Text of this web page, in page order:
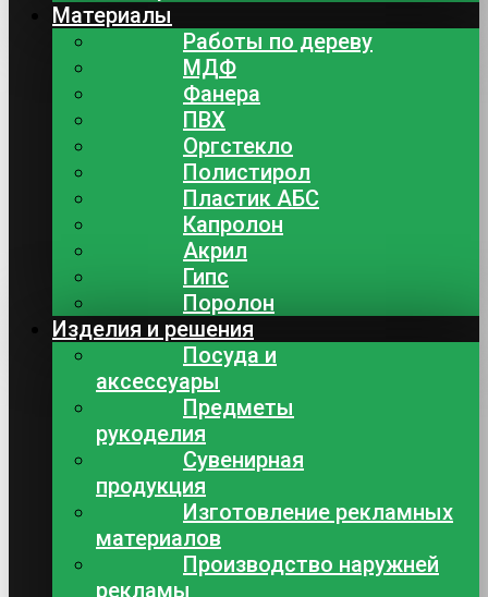
Материалы
Работы по дереву
МДФ
Фанера
ПВХ
Оргстекло
Полистирол
Пластик АБС
Капролон
Акрил
Гипс
Поролон
Изделия и решения
Посуда и
аксессуары
Предметы
рукоделия
Сувенирная
продукция
Изготовление рекламных
материалов
Производство наружней
рекламы